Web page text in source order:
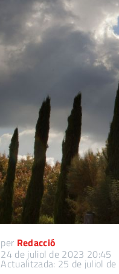
per Redacció
24 de juliol de 2023 20:45
Actualitzada: 25 de juliol